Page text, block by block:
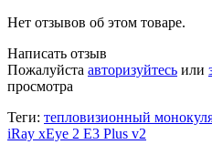
Нет отзывов об этом товаре.
Написать отзыв
Пожалуйста авторизуйтесь или
просмотра
Теги: тепловизионный
iRay xEye 2 E3 Plus v2